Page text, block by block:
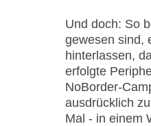
Und doch: So
gewesen sind,
hinterlassen,
erfolgte
NoBorder-
ausdrücklich
Mal - in einem